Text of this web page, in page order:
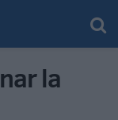
la